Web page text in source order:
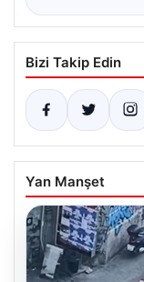
Bizi Takip Edin
Yan Manşet